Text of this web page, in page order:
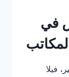
في
فيلا